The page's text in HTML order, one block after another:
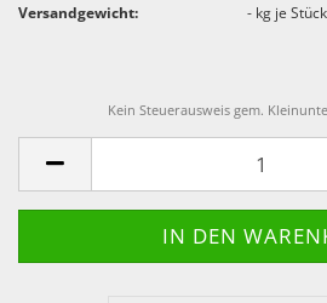
Versandgewicht:
- kg je Stück
Kein Steuerausweis gem.